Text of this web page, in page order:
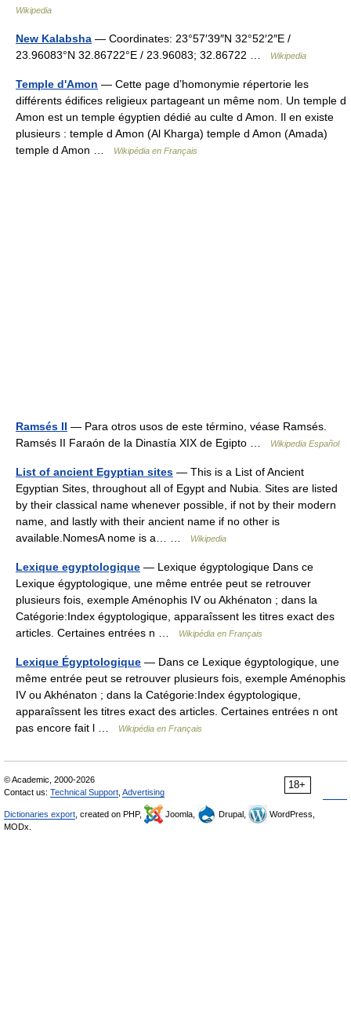
Wikipedia
New Kalabsha — Coordinates: 23°57′39″N 32°52′2″E /
23.96083°N 32.86722°E / 23.96083; 32.86722 …
Wikipedia
Temple d'Amon — Cette page d’homonymie répertorie les
différents édifices religieux partageant un même nom. Un temple d
Amon est un temple égyptien dédié au culte d Amon. Il en existe
plusieurs : temple d Amon (Al Kharga) temple d Amon (Amada)
temple d Amon …
Wikipédia en Français
Ramsés II — Para otros usos de este término, véase Ramsés.
Ramsés II Faraón de la Dinastía XIX de Egipto …
Wikipedia Español
List of ancient Egyptian sites — This is a List of Ancient
Egyptian Sites, throughout all of Egypt and Nubia. Sites are listed
by their classical name whenever possible, if not by their modern
name, and lastly with their ancient name if no other is
available.NomesA nome is a… …
Wikipedia
Lexique egyptologique — Lexique égyptologique Dans ce
Lexique égyptologique, une même entrée peut se retrouver
plusieurs fois, exemple Aménophis IV ou Akhénaton ; dans la
Catégorie:Index égyptologique, apparaîssent les titres exact des
articles. Certaines entrées n …
Wikipédia en Français
Lexique Égyptologique — Dans ce Lexique égyptologique, une
même entrée peut se retrouver plusieurs fois, exemple Aménophis
IV ou Akhénaton ; dans la Catégorie:Index égyptologique,
apparaîssent les titres exact des articles. Certaines entrées n ont
pas encore fait l …
Wikipédia en Français
18+
© Academic, 2000-2026
Contact us: Technical Support Advertising
Dictionaries export , created on PHP, Joomla, Drupal,
WordPress,
MODx.